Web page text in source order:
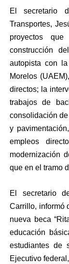
El secretario
Transportes,
proyectos
construcción
autopista con
Morelos
directos; la
trabajos de
consolidación
y
empleos
modernización
que en el tramo
El secretario
Carrillo, informó
nueva beca
educación
estudiantes de
Ejecutivo